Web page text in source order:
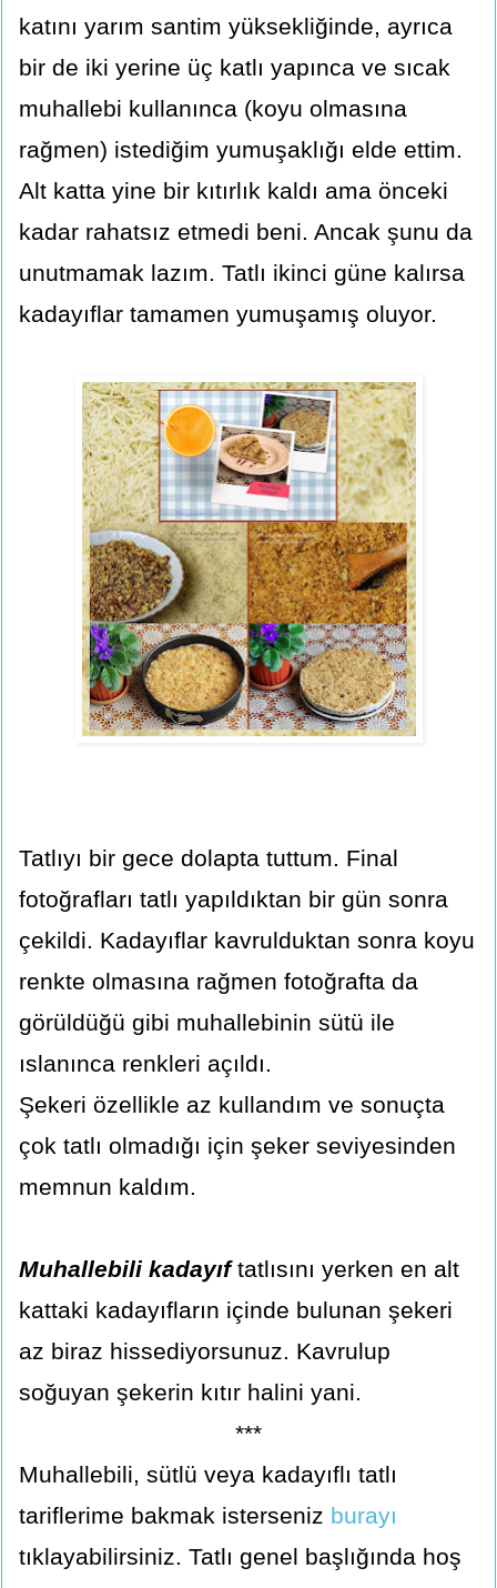
katını yarım santim yüksekliğinde, ayrıca
bir de iki yerine üç katlı yapınca ve sıcak
muhallebi kullanınca (koyu olmasına
rağmen) istediğim yumuşaklığı elde ettim.
Alt katta yine bir kıtırlık kaldı ama önceki
kadar rahatsız etmedi beni. Ancak şunu da
unutmamak lazım. Tatlı ikinci güne kalırsa
kadayıflar tamamen yumuşamış oluyor.
Tatlıyı bir gece dolapta tuttum. Final
fotoğrafları tatlı yapıldıktan bir gün sonra
çekildi. Kadayıflar kavrulduktan sonra koyu
renkte olmasına rağmen fotoğrafta da
görüldüğü gibi muhallebinin sütü ile
ıslanınca renkleri açıldı.
Şekeri özellikle az kullandım ve sonuçta
çok tatlı olmadığı için şeker seviyesinden
memnun kaldım.
Muhallebili kadayıftatlısını yerken en alt
kattaki kadayıfların içinde bulunan şekeri
az biraz hissediyorsunuz. Kavrulup
soğuyan şekerin kıtır halini yani.
***
Muhallebili, sütlü veya kadayıflı tatlı
tariflerime bakmak isterseniz burayı
tıklayabilirsiniz. Tatlı genel başlığında hoş